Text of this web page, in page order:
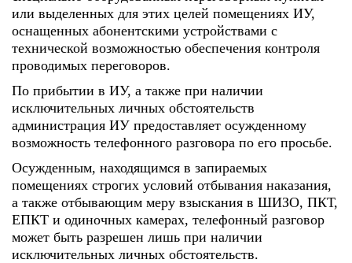
или выделенных для этих целей помещениях ИУ,
оснащенных абонентскими устройствами с
технической возможностью обеспечения контроля
проводимых переговоров.
По прибытии в ИУ, а также при наличии
исключительных личных обстоятельств
администрация ИУ предоставляет осужденному
возможность телефонного разговора по его просьбе.
Осужденным, находящимся в запираемых
помещениях строгих условий отбывания наказания,
а также отбывающим меру взыскания в ШИЗО, ПКТ,
ЕПКТ и одиночных камерах, телефонный разговор
может быть разрешен лишь при наличии
исключительных личных обстоятельств.